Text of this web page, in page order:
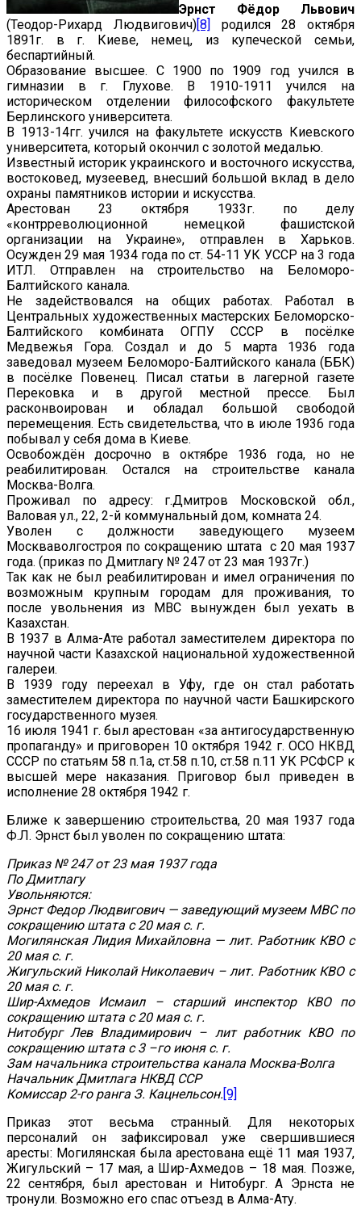
Эрнст Фёдор Львович
(Теодор-Рихард Людвигович)[8] родился 28 октября
1891г. в г. Киеве, немец, из купеческой семьи,
беспартийный.
Образование высшее. С 1900 по 1909 год учился в
гимназии в г. Глухове. В 1910-1911 учился на
историческом отделении философского факультете
Берлинского университета.
В 1913-14гг. учился на факультете искусств Киевского
университета, который окончил с золотой медалью.
Известный историк украинского и восточного искусства,
востоковед, музеевед, внесший большой вклад в дело
охраны памятников истории и искусства.
Арестован 23 октября 1933г. по делу
«контрреволюционной немецкой фашистской
организации на Украине», отправлен в Харьков.
Осужден 29 мая 1934 года по ст. 54-11 УК УССР на 3 года
ИТЛ. Отправлен на строительство на Беломоро-
Балтийского канала.
Не задействовался на общих работах. Работал в
Центральных художественных мастерских Беломорско-
Балтийского комбината ОГПУ СССР в посёлке
Медвежья Гора. Создал и до 5 марта 1936 года
заведовал музеем Беломоро-Балтийского канала (ББК)
в посёлке Повенец. Писал статьи в лагерной газете
Перековка и в другой местной прессе. Был
расконвоирован и обладал большой свободой
перемещения. Есть свидетельства, что в июле 1936 года
побывал у себя дома в Киеве.
Освобождён досрочно в октябре 1936 года, но не
реабилитирован. Остался на строительстве канала
Москва-Волга.
Проживал по адресу: г.Дмитров Московской обл.,
Валовая ул., 22, 2-й коммунальный дом, комната 24.
Уволен с должности заведующего музеем
Москваволгостроя по сокращению штата с 20 мая 1937
года. (приказ по Дмитлагу № 247 от 23 мая 1937г.)
Так как не был реабилитирован и имел ограничения по
возможным крупным городам для проживания, то
после увольнения из МВС вынужден был уехать в
Казахстан.
В 1937 в Алма-Ате работал заместителем директора по
научной части Казахской национальной художественной
галереи.
В 1939 году переехал в Уфу, где он стал работать
заместителем директора по научной части Башкирского
государственного музея.
16 июля 1941 г. был арестован «за антигосударственную
пропаганду» и приговорен 10 октября 1942 г. ОСО НКВД
СССР по статьям 58 п.1а, ст.58 п.10, ст.58 п.11 УК РСФСР к
высшей мере наказания. Приговор был приведен в
исполнение 28 октября 1942 г.
Ближе к завершению строительства, 20 мая 1937 года
Ф.Л. Эрнст был уволен по сокращению штата:
Приказ № 247 от 23 мая 1937 года
По Дмитлагу
Увольняются:
Эрнст Федор Людвигович — заведующий музеем МВС по
сокращению штата с 20 мая с. г.
Могилянская Лидия Михайловна — лит. Работник КВО с
20 мая с. г.
Жигульский Николай Николаевич – лит. Работник КВО с
20 мая с. г.
Шир-Ахмедов Исмаил – старший инспектор КВО по
сокращению штата с 20 мая с. г.
Нитобург Лев Владимирович – лит работник КВО по
сокращению штата с 3 –го июня с. г.
Зам начальника строительства канала Москва-Волга
Начальник Дмитлага НКВД ССР
Комиссар 2-го ранга З. Кацнельсон.[9]
Приказ этот весьма странный. Для некоторых
персоналий он зафиксировал уже свершившиеся
аресты: Могилянская была арестована ещё 11 мая 1937,
Жигульский – 17 мая, а Шир-Ахмедов – 18 мая. Позже,
22 сентября, был арестован и Нитобург. А Эрнста не
тронули. Возможно его спас отъезд в Алма-Ату.